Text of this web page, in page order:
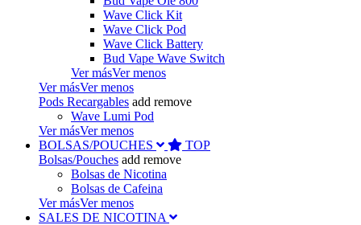
Wave Click Kit
Wave Click Pod
Wave Click Battery
Bud Vape Wave Switch
Ver másVer menos
Ver másVer menos
Pods Recargables add remove
Wave Lumi Pod
Ver másVer menos
BOLSAS/POUCHES
TOP
Bolsas/Pouches add remove
Bolsas de Nicotina
Bolsas de Cafeina
Ver másVer menos
SALES DE NICOTINA